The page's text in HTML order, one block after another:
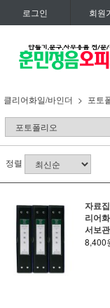
로그인 회원
클리어화일/바인더 포토
정렬
자료
리어
서보
8,400